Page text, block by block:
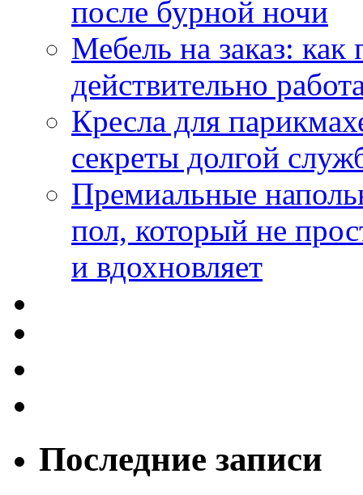
после бурной ночи
Мебель на заказ:
действительно
Кресла для
секреты долгой
Премиальные
пол, который не
и вдохновляет
Последние записи